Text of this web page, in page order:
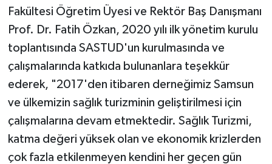
Fakültesi Öğretim Üyesi ve Rektör Baş Danışmanı
Prof. Dr. Fatih Özkan, 2020 yılı ilk yönetim kurulu
toplantısında SASTUD'un kurulmasında ve
çalışmalarında katkıda bulunanlara teşekkür
ederek, "2017'den itibaren derneğimiz Samsun
ve ülkemizin sağlık turizminin geliştirilmesi için
çalışmalarına devam etmektedir. Sağlık Turizmi,
katma değeri yüksek olan ve ekonomik krizlerden
çok fazla etkilenmeyen kendini her geçen gün